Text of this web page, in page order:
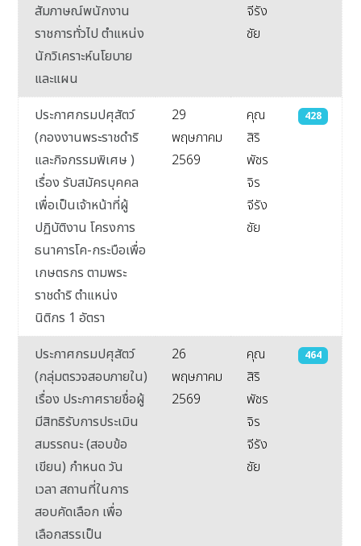
สัมภาษณ์พนักงาน
ราชการทั่วไป ตำแหน่ง
นักวิเคราะห์นโยบาย
และแผน
จีรัง
ชัย
ประกาศกรมปศุสัตว์
(กองงานพระราชดำริ
และกิจกรรมพิเศษ )
เรื่อง รับสมัครบุคคล
เพื่อเป็นเจ้าหน้าที่ผู้
ปฏิบัติงาน โครงการ
ธนาคารโค-กระบือเพื่อ
เกษตรกร ตามพระ
ราชดำริ ตำแหน่ง
นิติกร 1 อัตรา
29
พฤษภาคม
2569
คุณ
สิริ
พัชร
จิร
จีรัง
ชัย
428
ประกาศกรมปศุสัตว์
(กลุ่มตรวจสอบภายใน)
เรื่อง ประกาศรายชื่อผู้
มีสิทธิรับการประเมิน
สมรรถนะ (สอบข้อ
เขียน) กำหนด วัน
เวลา สถานที่ในการ
สอบคัดเลือก เพื่อ
เลือกสรรเป็น
26
พฤษภาคม
2569
คุณ
สิริ
พัชร
จิร
จีรัง
ชัย
464